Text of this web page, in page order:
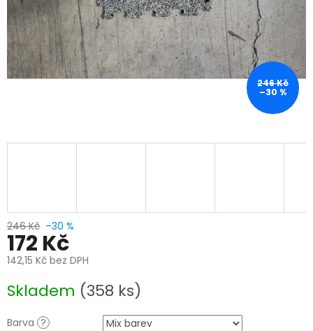
246 Kč
–30 %
246 Kč –30 %
172 Kč
142,15 Kč bez DPH
cena:
Skladem (358 ks)
Barva ?